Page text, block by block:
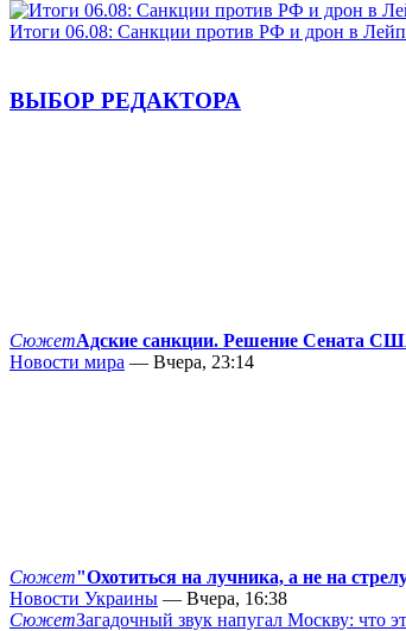
Итоги 06.08: Санкции против РФ и дрон в
ВЫБОР РЕДАКТОРА
СюжетАдские санкции. Решение Сената
Новости мира — Вчера, 23:14
Сюжет"Охотиться на лучника, а не на
Новости Украины — Вчера, 16:38
СюжетЗагадочный звук напугал Москву: что